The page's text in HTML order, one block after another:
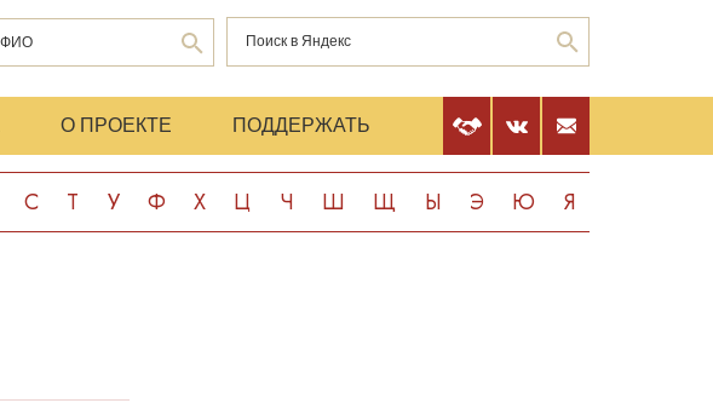
О ПРОЕКТЕ ПОДДЕРЖАТЬ
С Т У Ф Х Ц Ч Ш Щ Ы Э Ю Я